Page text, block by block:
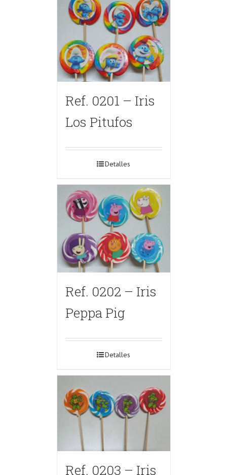
Ref. 0201 – Iris
Los Pitufos
Detalles
Ref. 0202 – Iris
Peppa Pig
Detalles
Ref. 0203 – Iris